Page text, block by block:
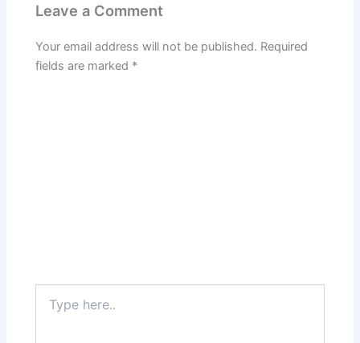
Leave a Comment
Your email address will not be published. Required
fields are marked *
here..